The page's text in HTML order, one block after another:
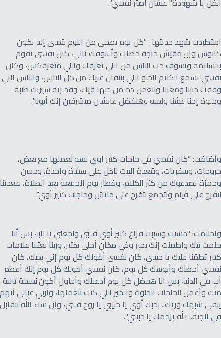
الفل يا شهودة" عشان أصبّر نفسي".
استطردت شهد حديثها : "كل يوم بصحى من النوم بتمنى إنه يكون
كابوس وإن مفيش حاجة حصلت وأشوفك تاني، كان نفسي تقوم
بالسلامة وتشوف حب الناس من اللي تعرفك واللي متعرفكش، وكان
نفسي تسمع الكلام الحلو اللي بيتقال عليك من كل الناس، والناس اللي
وقفت جنبنا ومعانا وبتعمل ده من حبها فيك، وقد إيه سيرتك طيبة
وحلوة إحنا عشنا ولسه وهنفضل عايشين متشرفين إنك أبونا".
وأضافت: “كان نفسي في حاجات كتير أوي لسه نعملها مع بعض،
خروجات، وسفريات، وقعدة البيت ناكل على سفرة واحدة، وحسن
وحمزة يصدعوك من كتر الكلام، وفطار يوم الجمعة بعد الصلاة، قعدتنا
نتفرج على فيلم ونتجمع نتفرج على ماتش وحاجات كتير أوي”.
واختتمت: "مشيت وسيبت فراغ كبير أوي قلبي واجعني يا بابا، بس أنا
حلمت بيك واطمنت إنك بخير وفي مكان أحلى بكتير، وربنا بعتلنا علامات
كتير تطمّنا عليك يا حبيبي، كان نفسي أقولك كل يوم إني بحبك، كان
نفسي أحضنك وأبوسك كل يوم، كان نفسي أقولك كل يوم إنك أعظم
أب في الدنيا، بس انا هفضل كل يوم أدعيلك وأحاول أكون نسخة تانية
منك وأعمل الحاجات الحلوة والخير اللي كنت بتعملها، وأربي عيالي أنهم
يبقي شبهك وزيك.. بحبك أوي يا حبيبي يا روح قلبي، وإن شاء الله نتقابل
في الجنة.. الله يرحمك يا حبيبي".